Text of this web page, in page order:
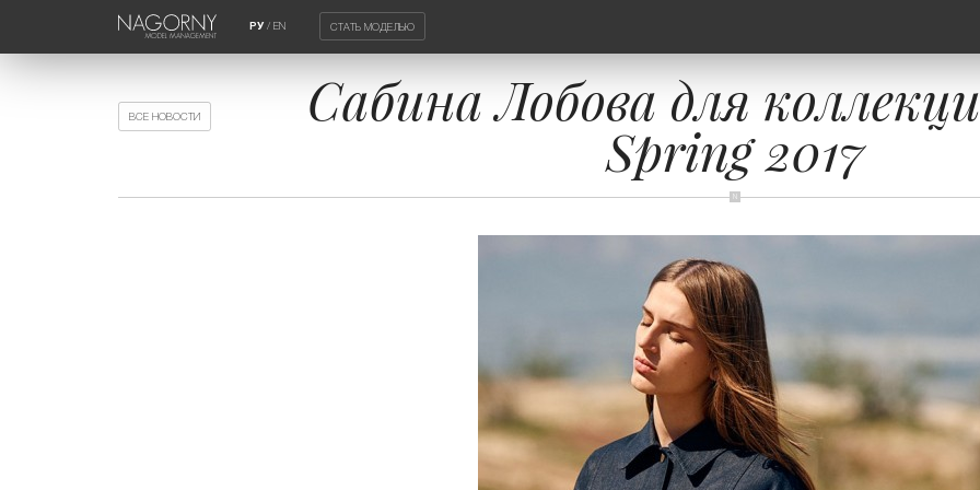
РУ / EN СТАТЬ МОДЕЛЬЮ
Сабина Лобова для
Spring 2017
ВСЕ НОВОСТИ